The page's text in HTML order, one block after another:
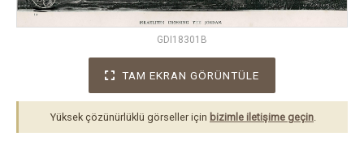
GDI18301B
TAM EKRAN GÖRÜNTÜLE
Yüksek çözünürlüklü görseller için bizimle iletişime geçin